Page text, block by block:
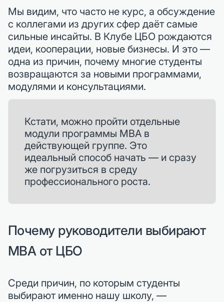
Мы видим, что часто не курс, а обсуждение
с коллегами из других сфер даёт самые
сильные инсайты. В Клубе ЦБО рождаются
идеи, кооперации, новые бизнесы. И это —
одна из причин, почему многие студенты
возвращаются за новыми программами,
модулями и консультациями.
Кстати, можно пройти отдельные
модули программы MBA в
действующей группе. Это
идеальный способ начать — и сразу
же погрузиться в среду
профессионального роста.
Почему руководители выбирают
MBA от ЦБО
Среди причин, по которым студенты
выбирают именно нашу школу, —